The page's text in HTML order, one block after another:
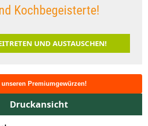
Kochbegeisterte!
UND AUSTAUSCHEN!
unseren Premiumgewürzen!
Druckansicht